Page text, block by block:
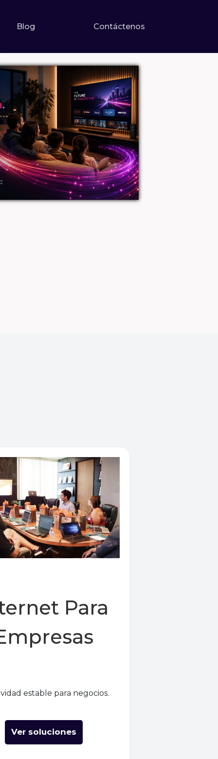
Blog Contáctenos
Para
estable para negocios.
Ver soluciones